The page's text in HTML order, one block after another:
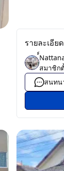
รายละเอีย
สมาชิก
สนทน